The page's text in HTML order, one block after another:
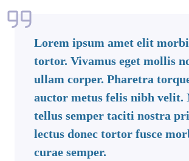
Lorem ipsum amet elit
tortor. Vivamus eget mollis
ullam corper. Pharetra
auctor metus felis nibh velit.
tellus semper taciti nostra
lectus donec tortor fusce
curae semper.